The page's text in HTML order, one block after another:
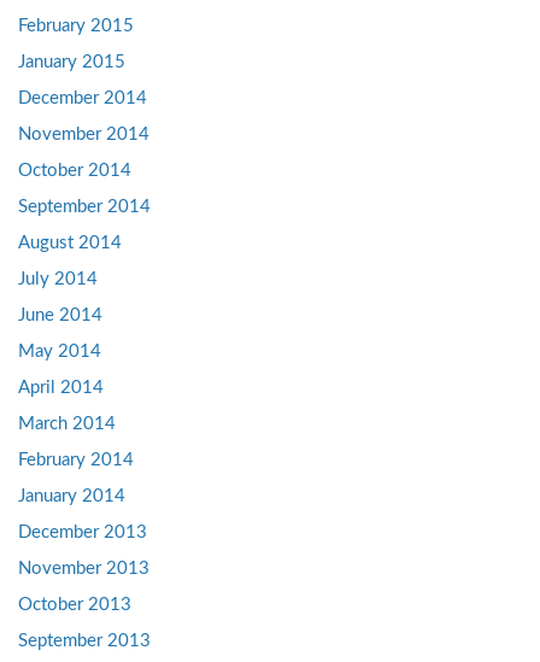
February 2015
January 2015
December 2014
November 2014
October 2014
September 2014
August 2014
July 2014
June 2014
May 2014
April 2014
March 2014
February 2014
January 2014
December 2013
November 2013
October 2013
September 2013